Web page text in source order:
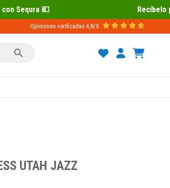
Recíbelo primero 📦 Paga después con
Opiniones verificadas 4,8/5

UTAH JAZZ